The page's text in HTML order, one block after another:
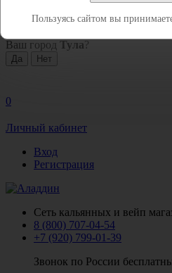
Посмотреть все результаты
Ваш город Тула ?
0
Личный кабинет
Вход
Регистрация
Сеть кальянных и вейп
8 (800) 707-04-54
+7 (920) 799-01-39
Звонок по России
Пользуясь сайтом вы